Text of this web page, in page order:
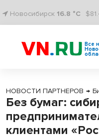
Новосибирск 16.8 °C
Все
НОВОСТИ ПАРТНЕРОВ →
Без бумаг:
клиентами